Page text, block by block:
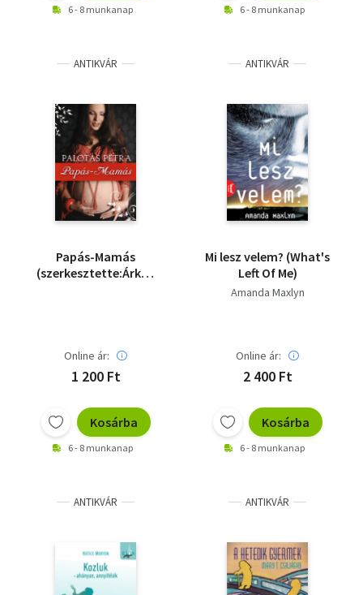
6 - 8 munkanap 6 - 8 munkanap
ANTIKVÁR
Papás-Mamás
(szerkesztette:Árkos
Online ár:
1 200 Ft
Kosárba
6 - 8 munkanap
ANTIKVÁR
Mi ​lesz velem? (What's
Left Of Me)
Amanda Maxlyn
Online ár:
2 400 Ft
Kosárba
6 - 8 munkanap
ANTIKVÁR ANTIKVÁR